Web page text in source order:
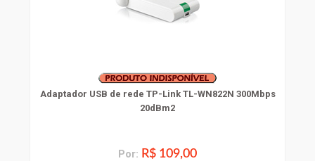
Adaptador USB de rede TP-Link TL-WN822N 300Mbps
20dBm2
Por: R$ 109,00